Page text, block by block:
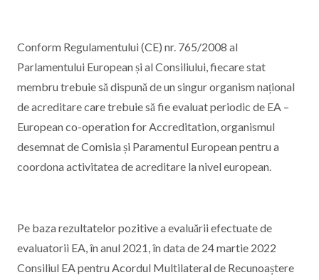
Conform Regulamentului (CE) nr. 765/2008 al
Parlamentului European și al Consiliului, fiecare stat
membru trebuie să dispună de un singur organism național
de acreditare care trebuie să fie evaluat periodic de EA –
European co-operation for Accreditation, organismul
desemnat de Comisia și Paramentul European pentru a
coordona activitatea de acreditare la nivel european.
Pe baza rezultatelor pozitive a evaluării efectuate de
evaluatorii EA, în anul 2021, în data de 24 martie 2022
Consiliul EA pentru Acordul Multilateral de Recunoaștere